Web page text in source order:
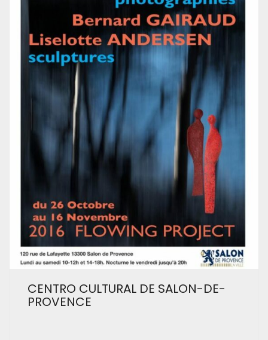
CENTRO CULTURAL DE SALON-DE-
PROVENCE